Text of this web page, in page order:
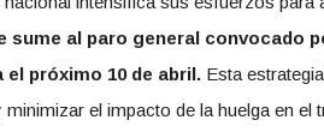
sume al paro general convocado
el próximo 10 de abril.Esta
el impacto de la huelga en el